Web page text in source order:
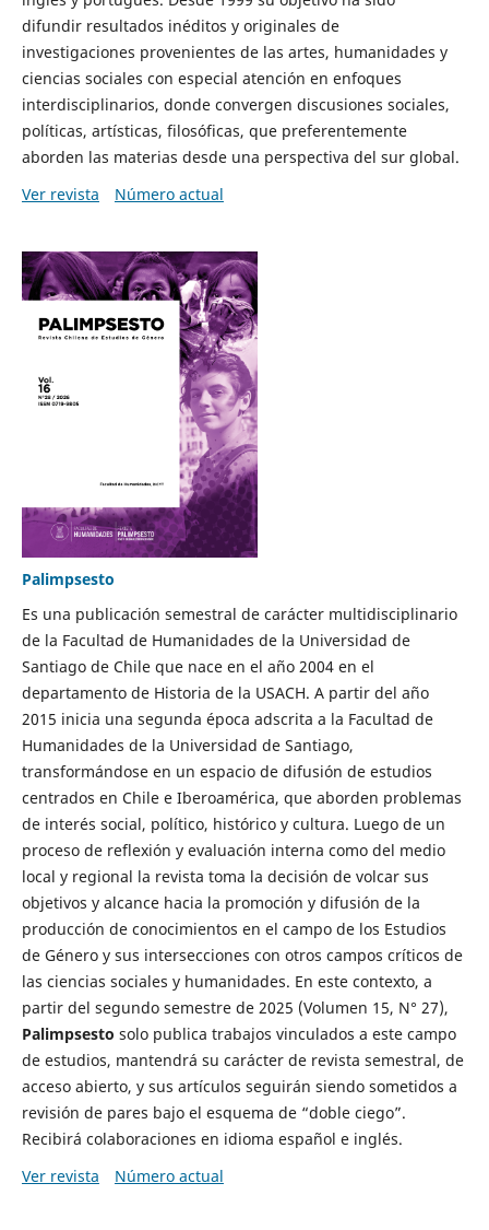
difundir resultados inéditos y originales de
investigaciones provenientes de las artes, humanidades y
ciencias sociales con especial atención en enfoques
interdisciplinarios, donde convergen discusiones sociales,
políticas, artísticas, filosóficas, que preferentemente
aborden las materias desde una perspectiva del sur global.
Ver revista
Número actual
Palimpsesto
Es una publicación semestral de carácter multidisciplinario
de la Facultad de Humanidades de la Universidad de
Santiago de Chile que nace en el año 2004 en el
departamento de Historia de la USACH. A partir del año
2015 inicia una segunda época adscrita a la Facultad de
Humanidades de la Universidad de Santiago,
transformándose en un espacio de difusión de estudios
centrados en Chile e Iberoamérica, que aborden problemas
de interés social, político, histórico y cultura. Luego de un
proceso de reflexión y evaluación interna como del medio
local y regional la revista toma la decisión de volcar sus
objetivos y alcance hacia la promoción y difusión de la
producción de conocimientos en el campo de los Estudios
de Género y sus intersecciones con otros campos críticos de
las ciencias sociales y humanidades. En este contexto, a
partir del segundo semestre de 2025 (Volumen 15, N° 27),
Palimpsesto solo publica trabajos vinculados a este campo
de estudios, mantendrá su carácter de revista semestral, de
acceso abierto, y sus artículos seguirán siendo sometidos a
revisión de pares bajo el esquema de “doble ciego”.
Recibirá colaboraciones en idioma español e inglés.
Ver revista
Número actual